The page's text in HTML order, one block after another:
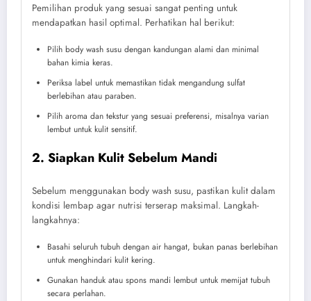
Pemilihan produk yang sesuai sangat penting untuk
mendapatkan hasil optimal. Perhatikan hal berikut:
Pilih body wash susu dengan kandungan alami dan minimal
bahan kimia keras.
Periksa label untuk memastikan tidak mengandung sulfat
berlebihan atau paraben.
Pilih aroma dan tekstur yang sesuai preferensi, misalnya varian
lembut untuk kulit sensitif.
2. Siapkan Kulit Sebelum Mandi
Sebelum menggunakan body wash susu, pastikan kulit dalam
kondisi lembap agar nutrisi terserap maksimal. Langkah-
langkahnya:
Basahi seluruh tubuh dengan air hangat, bukan panas berlebihan
untuk menghindari kulit kering.
Gunakan handuk atau spons mandi lembut untuk memijat tubuh
secara perlahan.